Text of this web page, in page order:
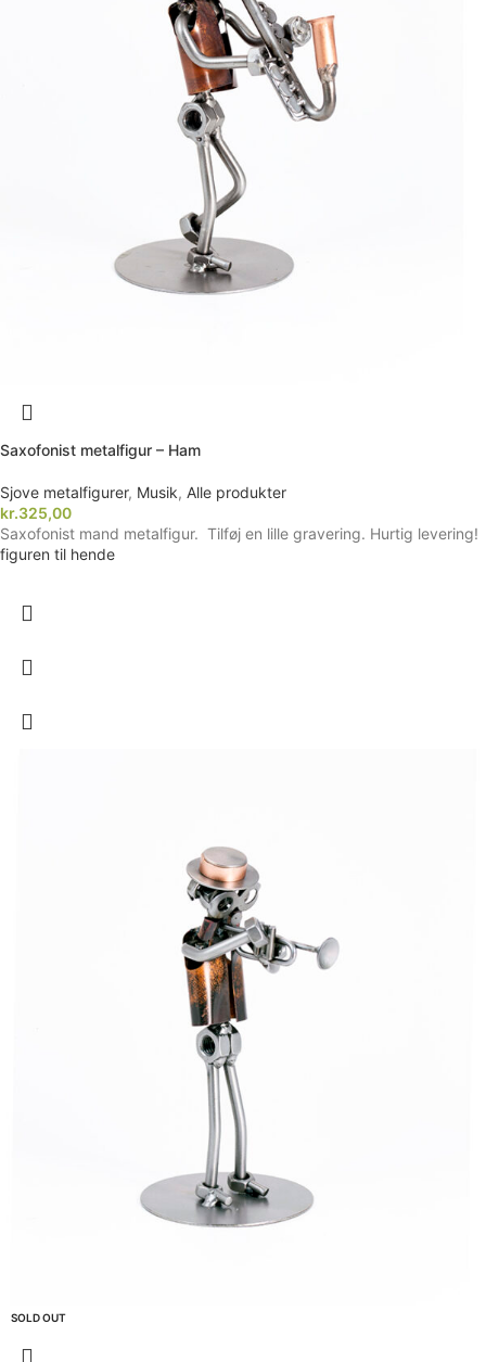
Saxofonist metalfigur – Ham
Sjove metalfigurer, Musik, Alle produkter
kr.325,00
Saxofonist mand metalfigur. Tilføj en lille gravering. Hurtig levering!
figuren til hende
SOLD OUT